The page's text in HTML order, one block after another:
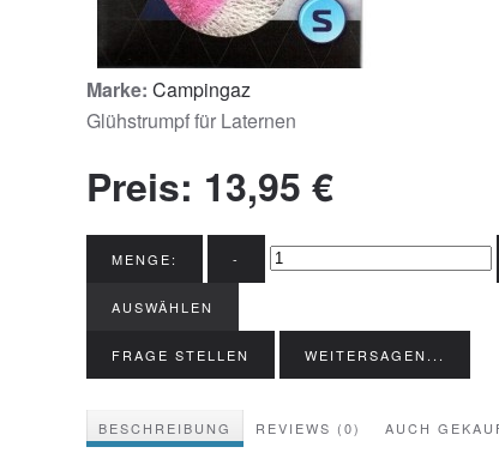
Marke: Campingaz
Glühstrumpf für Laternen
Preis: 13,95 €
MENGE: -
AUSWÄHLEN
FRAGE STELLEN WEITERSAGEN...
BESCHREIBUNG REVIEWS (0) AUCH